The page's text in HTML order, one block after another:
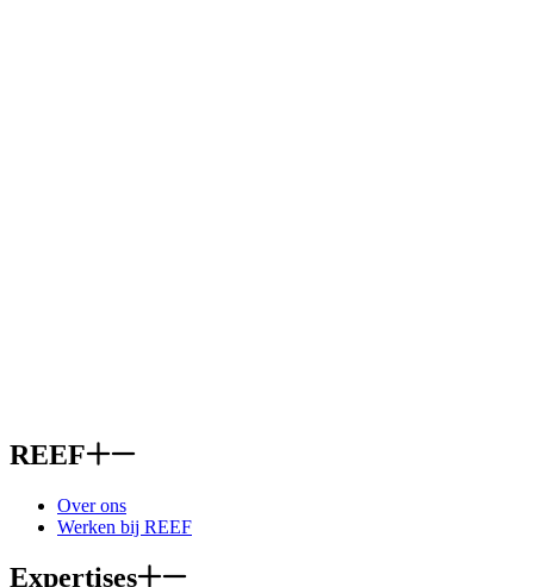
REEF
Over ons
Werken bij REEF
Expertises